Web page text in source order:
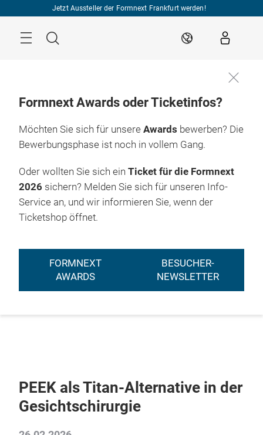
Jetzt Aussteller der Formnext Frankfurt werden!
Suche DE
Formnext Awards oder Ticketinfos?
Möchten Sie sich für unsere Awards bewerben? Die
Bewerbungsphase ist noch in vollem Gang.
Oder wollten Sie sich ein Ticket für die Formnext
2026 sichern? Melden Sie sich für unseren Info-
Service an, und wir informieren Sie, wenn der
Ticketshop öffnet.
FORMNEXT
AWARDS
BESUCHER-
NEWSLETTER
PEEK als Titan-Alternative in der
Gesichtschirurgie